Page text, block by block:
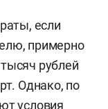
если
примерно
рублей
Однако, по
условия